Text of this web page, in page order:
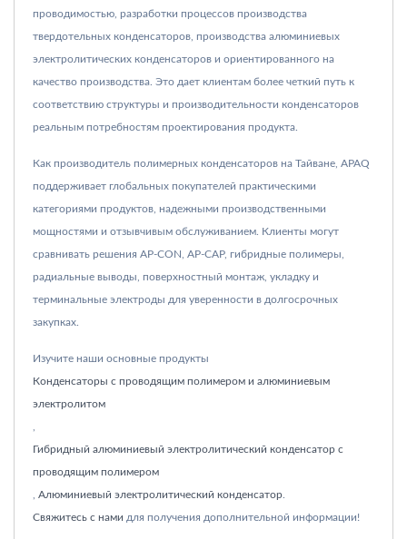
проводимостью, разработки процессов производства
твердотельных конденсаторов, производства алюминиевых
электролитических конденсаторов и ориентированного на
качество производства. Это дает клиентам более четкий путь к
соответствию структуры и производительности конденсаторов
реальным потребностям проектирования продукта.
Как производитель полимерных конденсаторов на Тайване, APAQ
поддерживает глобальных покупателей практическими
категориями продуктов, надежными производственными
мощностями и отзывчивым обслуживанием. Клиенты могут
сравнивать решения AP-CON, AP-CAP, гибридные полимеры,
радиальные выводы, поверхностный монтаж, укладку и
терминальные электроды для уверенности в долгосрочных
закупках.
Изучите наши основные продукты
Конденсаторы с проводящим полимером и алюминиевым
электролитом
,
Гибридный алюминиевый электролитический конденсатор с
проводящим полимером
, Алюминиевый электролитический конденсатор.
Свяжитесь с нами для получения дополнительной информации!